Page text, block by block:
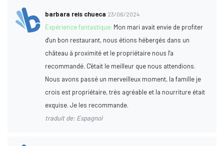
barbara reis chueca 23/06/2024
Expérience fantastique: Mon mari avait envie de profiter
d'un bon restaurant, nous étions hébergés dans un
château à proximité et le propriétaire nous l'a
recommandé. C'était le meilleur que nous attendions.
Nous avons passé un merveilleux moment, la famille je
crois est propriétaire, très agréable et la nourriture était
exquise. Je les recommande.
traduit de: Espagnol